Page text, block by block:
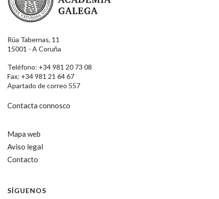
Rúa Tabernas, 11
15001 - A Coruña
Teléfono: +34 981 20 73 08
Fax: +34 981 21 64 67
Apartado de correo 557
Contacta connosco
Mapa web
Aviso legal
Contacto
SÍGUENOS